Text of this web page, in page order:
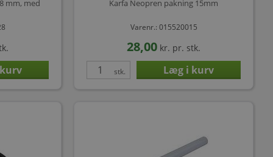
mm, med
Karfa Neopren pakning 15mm
Varenr.: 015520015
28,00 kr. pr. stk.
stk.